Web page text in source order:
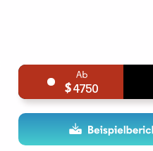
4750